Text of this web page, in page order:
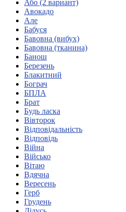
Кадрові зміни
Працевлаштування
Постаті в УТОГ
Все про УТОГ: ваші
Важлива інформація
Благодійні справи
Історія глухих
Коронавірус
Брифінги
Корисні інформаційні
Про УТОГ
Керівництво УТОГ
Громадські ради УТОГ ⩺
Або (2 вариант)
Авокадо
Але
Бабуся
Бавовна (вибух)
Бавовна (тканина)
Банош
Березень
Блакитний
Бограч
БПЛА
Брат
Будь ласка
Вівторок
Відповідальність
Відповідь
Війна
Військо
Вітаю
Вдячна
Вересень
Герб
Грудень